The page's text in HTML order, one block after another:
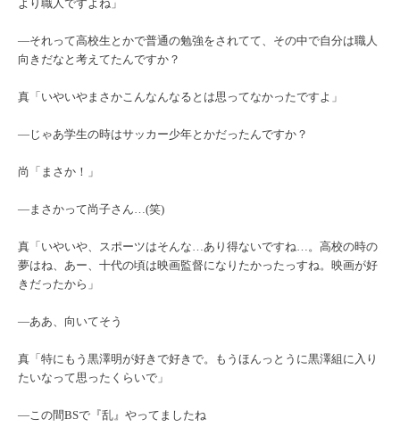
より職人ですよね」
―それって高校生とかで普通の勉強をされてて、その中で自分は職人
向きだなと考えてたんですか？
真「いやいやまさかこんなんなるとは思ってなかったですよ」
―じゃあ学生の時はサッカー少年とかだったんですか？
尚「まさか！」
―まさかって尚子さん…(笑)
真「いやいや、スポーツはそんな…あり得ないですね…。高校の時の
夢はね、あー、十代の頃は映画監督になりたかったっすね。映画が好
きだったから」
―ああ、向いてそう
真「特にもう黒澤明が好きで好きで。もうほんっとうに黒澤組に入り
たいなって思ったくらいで」
―この間BSで『乱』やってましたね